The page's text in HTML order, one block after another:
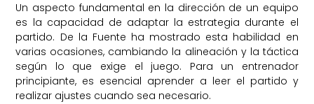
Un aspecto fundamental en la dirección de un equipo
es la capacidad de adaptar la estrategia durante el
partido. De la Fuente ha mostrado esta habilidad en
varias ocasiones, cambiando la alineación y la táctica
según lo que exige el juego. Para un entrenador
principiante, es esencial aprender a leer el partido y
realizar ajustes cuando sea necesario.